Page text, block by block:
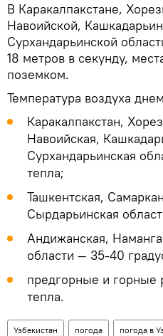
В Каракалпакстане,
Навоийской,
Сурхандарьинской
18 метров в секунду,
поземком.
Температура воздуха
Каракалпакстан,
Навоийская,
Сурхандарьинская
тепла;
Ташкентская,
Сырдарьинская
Андижанская,
области — 35-40
предгорные и горные
тепла.
Узбекистан погода погода в